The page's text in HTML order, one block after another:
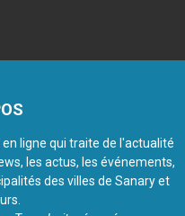
ligne qui traite de l'actualité
les actus, les événements,
des villes de Sanary et